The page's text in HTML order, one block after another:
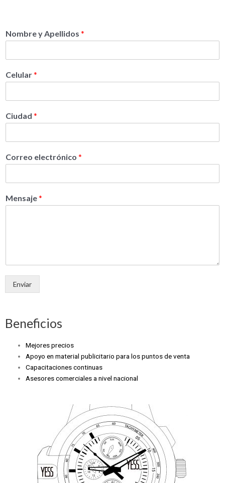
Nombre y Apellidos *
Celular*
Ciudad *
Correo electrónico *
Mensaje*
Enviar
Beneficios
Mejores precios
Apoyo en material publicitario para los puntos de venta
Capacitaciones continuas
Asesores comerciales a nivel nacional